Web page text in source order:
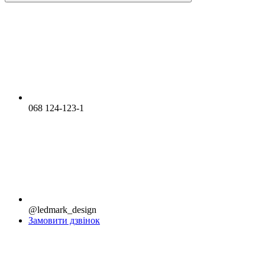
068 124-123-1
@ledmark_design
Замовити дзвінок